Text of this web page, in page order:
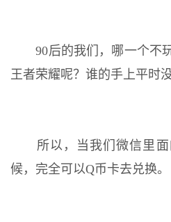
90后的我们，哪一个不
王者荣耀呢？谁的手上平时
所以，当我们微信里面
候，完全可以Q币卡去兑换。